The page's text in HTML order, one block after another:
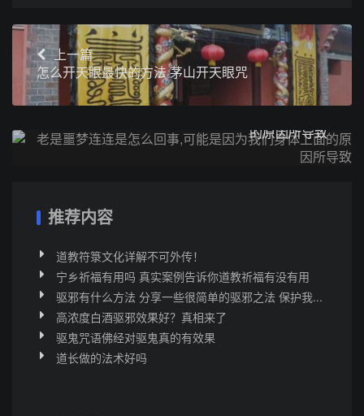
上一篇
怎么开天眼最快的方法 茅山开天眼咒
下一篇
的原因所导致
推荐内容
道教符箓文化详解不可外传！
宁乡祈福有用吗 真实案例告诉你道教祈福有没有用
驱邪有什么方法 分享一些很简单的驱邪之法 保护我...
高浓度白酒驱邪效果好？真相来了
驱鬼咒语佛经对驱鬼真的有效果
道长做的法术好吗